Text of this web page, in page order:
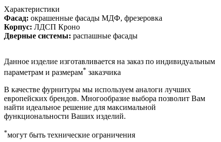
Характеристики
Фасад: окрашенные фасады МДФ, фрезеровка
Корпус: ЛДСП Кроно
Дверные системы: распашные фасады
Данное изделие изготавливается на заказ по индивидуальным
параметрам и размерам* заказчика
В качестве фурнитуры мы используем аналоги лучших
европейских брендов. Многообразие выбора позволит Вам
найти идеальное решение для максимальной
функциональности Ваших изделий.
*могут быть технические ограничения